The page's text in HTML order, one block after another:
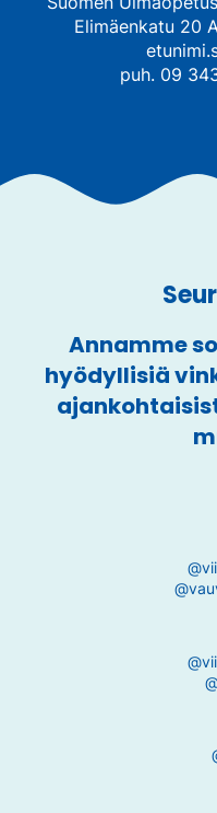
Elimäenkatu 20
puh. 09
Annamme
hyödyllisiä